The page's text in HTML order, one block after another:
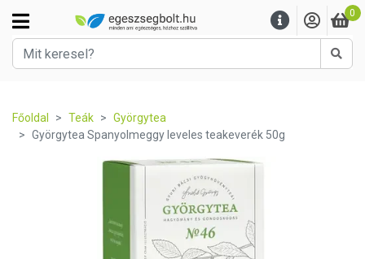
0
Főoldal Teák
Györgytea
Györgytea Spanyolmeggy leveles teakeverék 50g